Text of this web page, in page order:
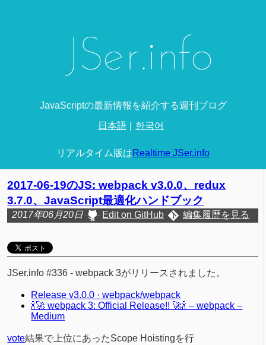
JavaScriptの最新情報を紹介する週刊ブログ
日本語 한국어
リアルタイム版はRealtime JSer.info
2017-06-19のJS: webpack v3.0.0、redux
3.7.0、JavaScript最適化ハンドブック
2017年06月20日 Edit on GitHub 編集履歴を見る
JSer.info #336 - webpack 3がリリースされました。
Release v3.0.0 · webpack/webpack
🍾🚀 webpack 3: Official Release!! 🚀🍾 – webpack –
Medium
vote結果で上位にあったScope Hoistingを行